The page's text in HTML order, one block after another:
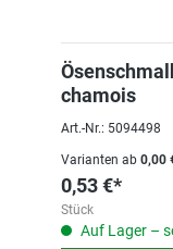
chamois
Art.-Nr.: 5094498
Varianten ab 0,00
0,53 €*
Stück
Auf Lager –